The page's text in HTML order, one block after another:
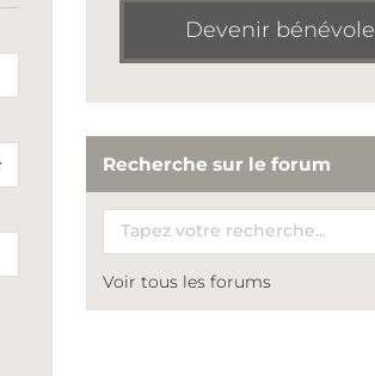
Devenir bénévole
Recherche sur le forum
Voir tous les forums